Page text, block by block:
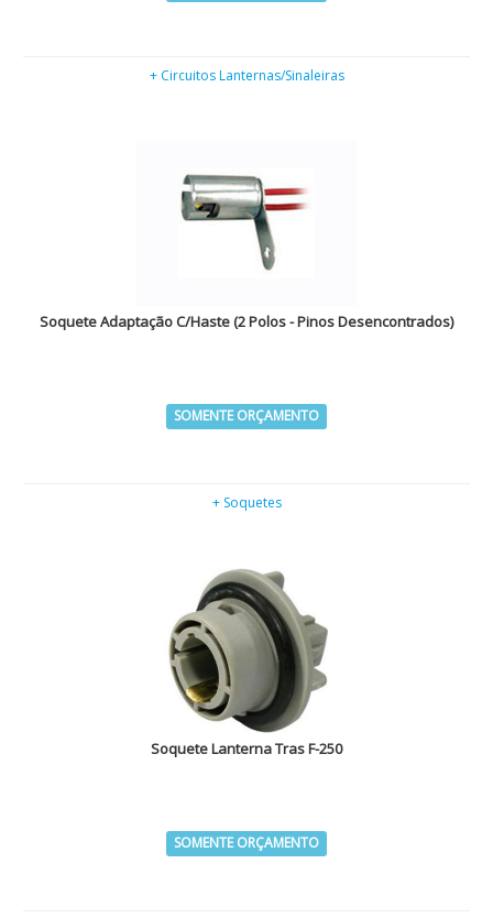
+ Circuitos Lanternas/Sinaleiras
Soquete Adaptação C/Haste (2 Polos - Pinos Desencontrados)
SOMENTE ORÇAMENTO
+ Soquetes
Soquete Lanterna Tras F-250
SOMENTE ORÇAMENTO